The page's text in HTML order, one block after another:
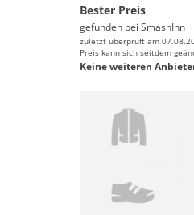
Bester Preis
gefunden bei SmashInn
zuletzt überprüft am
Preis kann sich seitdem
Keine weiteren